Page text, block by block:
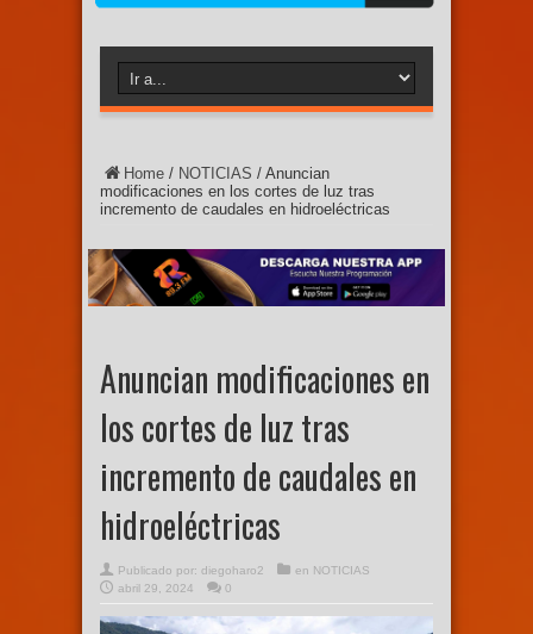
Home / NOTICIAS / Anuncian
modificaciones en los cortes de luz tras
incremento de caudales en hidroeléctricas
Anuncian modificaciones en
los cortes de luz tras
incremento de caudales en
hidroeléctricas
Publicado por: diegoharo2 en NOTICIAS
abril 29, 2024
0